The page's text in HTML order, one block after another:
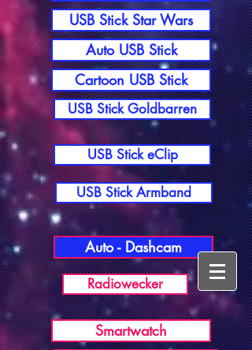
USB Stick Star Wars
Auto USB Stick
Cartoon USB Stick
USB Stick Goldbarren
USB Stick eClip
USB Stick Armband
Auto - Dashcam
Radiowecker
Smartwatch